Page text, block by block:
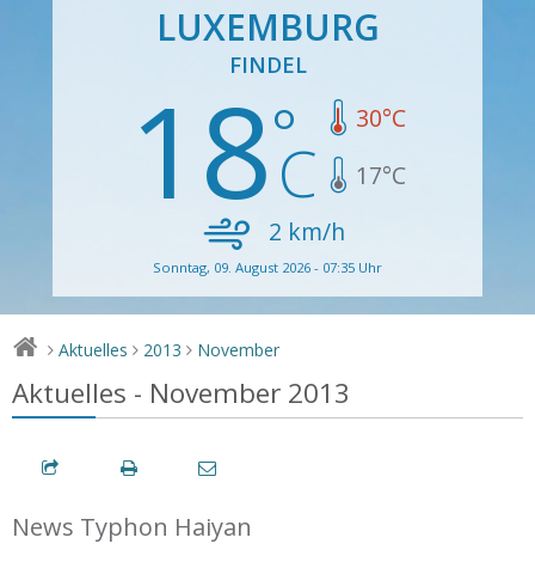
LUXEMBURG
FINDEL
18 30°C
17°C
2 km/h
Sonntag, 09. August 2026 - 07:35 Uhr
> Aktuelles > 2013 > November
Aktuelles - November 2013
News Typhon Haiyan